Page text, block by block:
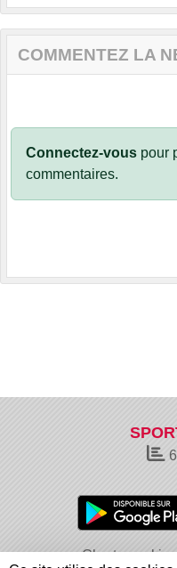
COMMENTEZ LA
Connectez-vous pour
commentaires.
Charte cookies